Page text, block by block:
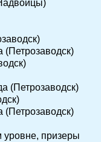
(Петрозаводск)
(Петрозаводск)
(Петрозаводск)
призеры